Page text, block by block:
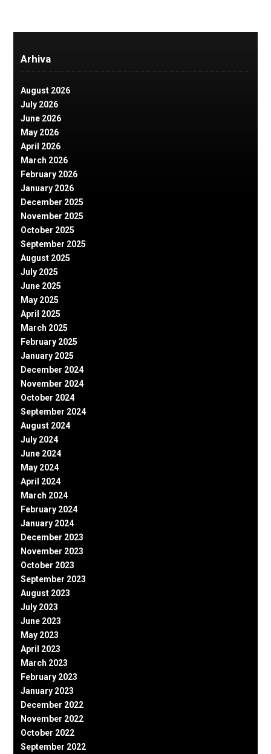
Arhiva
August 2026
July 2026
June 2026
May 2026
April 2026
March 2026
February 2026
January 2026
December 2025
November 2025
October 2025
September 2025
August 2025
July 2025
June 2025
May 2025
April 2025
March 2025
February 2025
January 2025
December 2024
November 2024
October 2024
September 2024
August 2024
July 2024
June 2024
May 2024
April 2024
March 2024
February 2024
January 2024
December 2023
November 2023
October 2023
September 2023
August 2023
July 2023
June 2023
May 2023
April 2023
March 2023
February 2023
January 2023
December 2022
November 2022
October 2022
September 2022